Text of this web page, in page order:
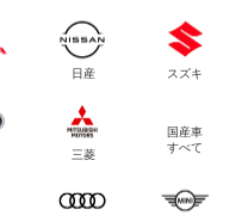
日産 スズキ
三菱
国産車
すべて